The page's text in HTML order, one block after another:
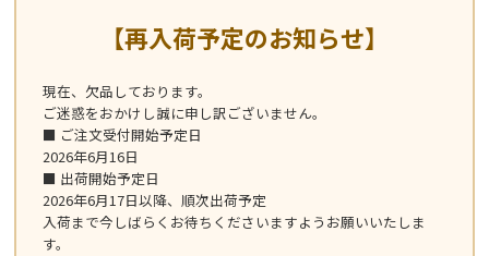
【再入荷予定のお知らせ】
現在、欠品しております。
ご迷惑をおかけし誠に申し訳ございません。
■ ご注文受付開始予定日
2026年6月16日
■ 出荷開始予定日
2026年6月17日以降、順次出荷予定
入荷まで今しばらくお待ちくださいますようお願いいたしま
す。